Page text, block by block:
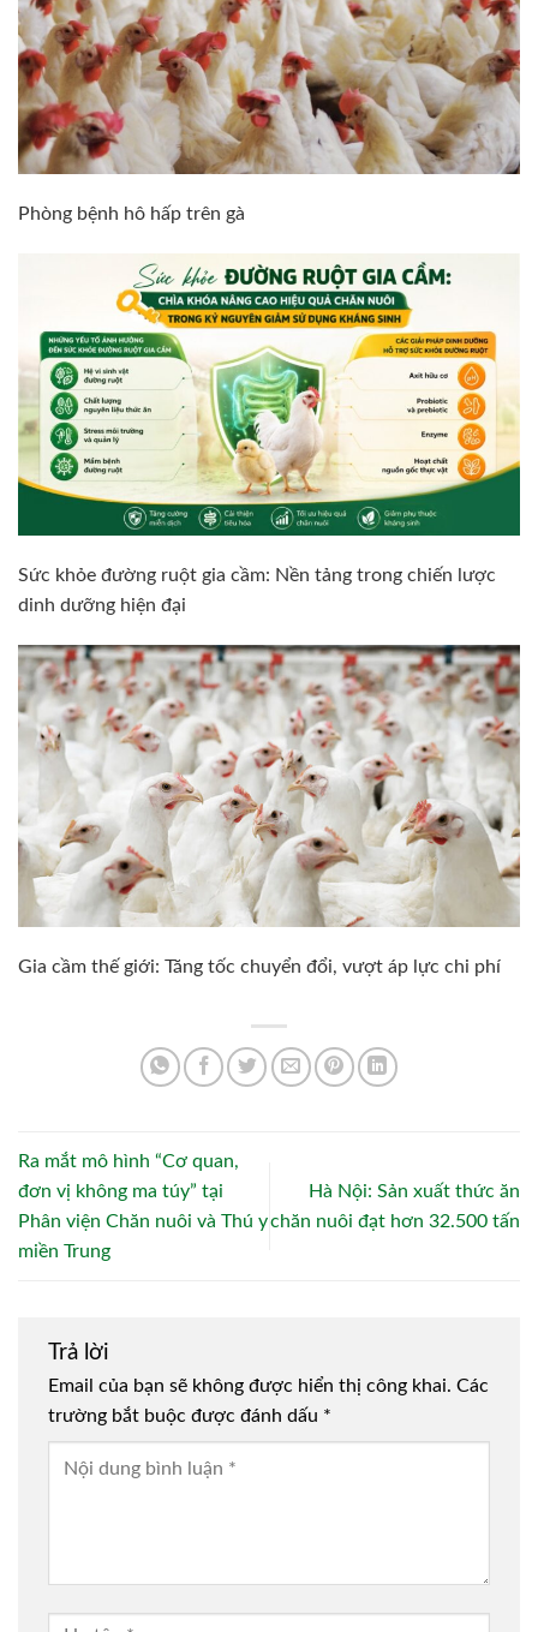
Phòng bệnh hô hấp trên gà
Sức khỏe đường ruột gia cầm: Nền tảng trong chiến lược
dinh dưỡng hiện đại
Gia cầm thế giới: Tăng tốc chuyển đổi, vượt áp lực chi phí
Ra mắt mô hình “Cơ quan,
đơn vị không ma túy” tại
Phân viện Chăn nuôi và Thú y
miền Trung
Hà Nội: Sản xuất thức ăn
chăn nuôi đạt hơn 32.500 tấn
Trả lời
Email của bạn sẽ không được hiển thị công khai. Các
trường bắt buộc được đánh dấu *